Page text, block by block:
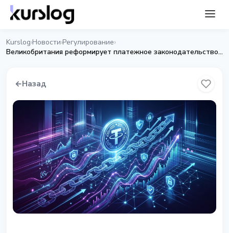
Kurslog›Новости›Регулирование›
Великобритания реформирует платежное законодательство для стейблкоинов и токенизированных депозитов
←Назад